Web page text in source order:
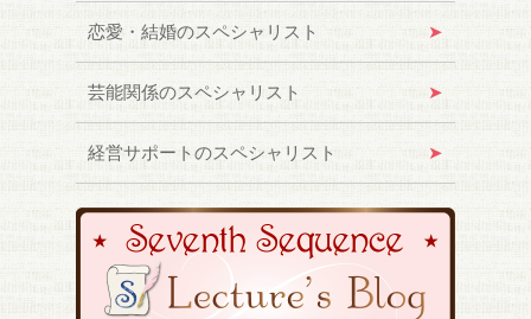
恋愛・結婚のスペシャリスト
芸能関係のスペシャリスト
経営サポートのスペシャリスト